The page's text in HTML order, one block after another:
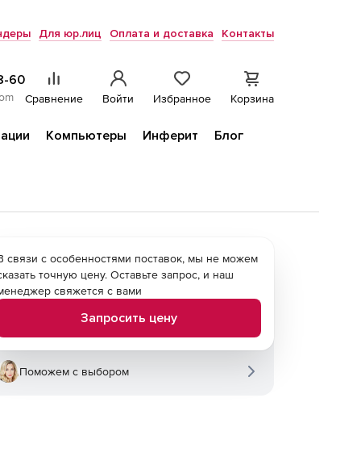
Для юр.лиц Оплата и доставка Контакты
60
Сравнение Войти Избранное Корзина
Компьютеры Инферит Блог
связи с особенностями поставок, мы не можем
точную цену. Оставьте запрос, и наш
свяжется с вами
Запросить цену
Поможем с выбором